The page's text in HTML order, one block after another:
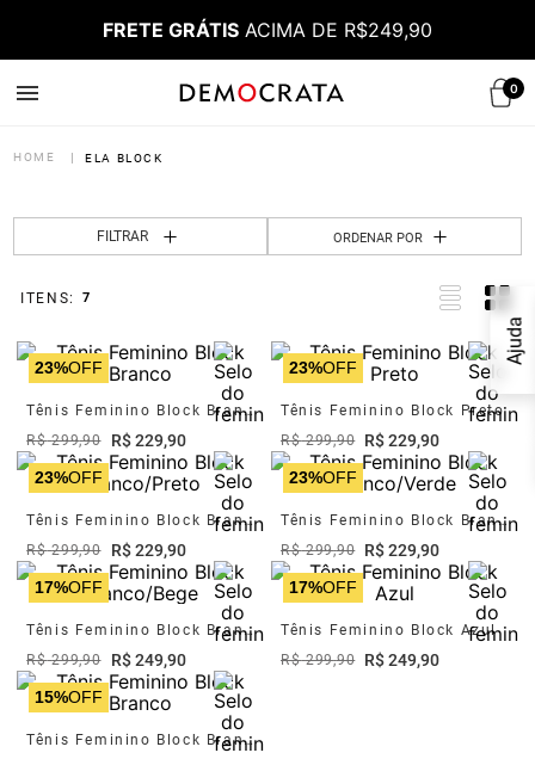
FRETE GRÁTIS ACIMA DE R$249,90
0
Ajuda
ELA BLOCK
FILTRAR ORDENAR POR
7
23%OFF
Tênis Feminino Block Branco
R$ 299,90 R$ 229,90
23%OFF
Tênis Feminino Block Preto
R$ 299,90 R$ 229,90
23%OFF
Tênis Feminino Block Branco/Preto
R$ 299,90 R$ 229,90
23%OFF
Tênis Feminino Block Branco/Verde
R$ 299,90 R$ 229,90
17%OFF
Tênis Feminino Block Branco/Bege
R$ 299,90 R$ 249,90
17%OFF
Tênis Feminino Block Azul
R$ 299,90 R$ 249,90
15%OFF
Tênis Feminino Block Branco